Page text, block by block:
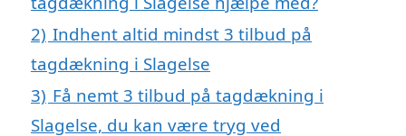
2) Indhent altid mindst 3 tilbud på
tagdækning i Slagelse
3) Få nemt 3 tilbud på tagdækning i
Slagelse, du kan være tryg ved